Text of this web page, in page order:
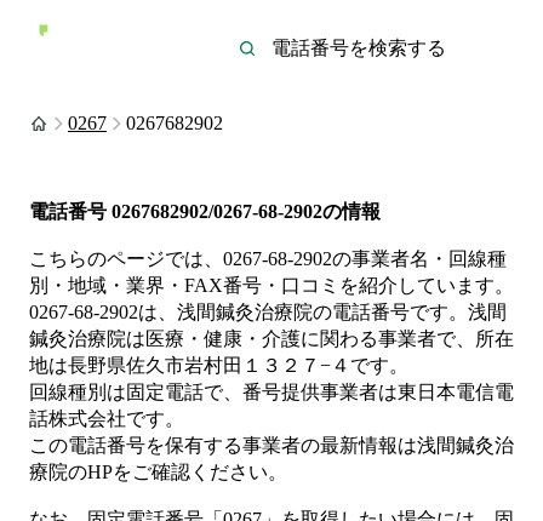
0267 0267682902
電話番号 0267682902/0267-68-2902の情報
こちらのページでは、 0267-68-2902の事業者名・回線種
別・地域・業界・FAX番号・口コミを紹介しています。
0267-68-2902は、 浅間鍼灸治療院の電話番号です。 浅間
鍼灸治療院は医療・健康・介護に関わる事業者で、所在
地は長野県佐久市岩村田１３２７−４ です。
回線種別は固定電話で、番号提供事業者は東日本電信電
話株式会社です。
この電話番号を保有する事業者の最新情報は浅間鍼灸治
療院のHPをご確認ください。